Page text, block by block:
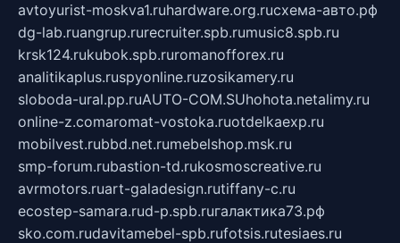
avtoyurist-moskva1.ruhardware.org.ruсхема-авто.рф
dg-lab.ruangrup.rurecruiter.spb.rumusic8.spb.ru
krsk124.rukubok.spb.ruromanofforex.ru
analitikaplus.ruspyonline.ruzosikamery.ru
sloboda-ural.pp.ruAUTO-COM.SUhohota.netalimy.ru
online-z.comaromat-vostoka.ruotdelkaexp.ru
mobilvest.rubbd.net.rumebelshop.msk.ru
smp-forum.rubastion-td.rukosmoscreative.ru
avrmotors.ruart-galadesign.rutiffany-c.ru
ecostep-samara.rud-p.spb.ruгалактика73.рф
sko.com.rudavitamebel-spb.rufotsis.rutesiaes.ru